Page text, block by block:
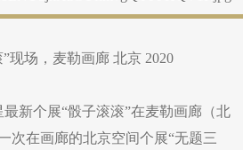
现场，麦勒画廊 北京 2020
最新个展“骰子滚滚”在麦勒画廊（北
次在画廊的北京空间个展“无题三